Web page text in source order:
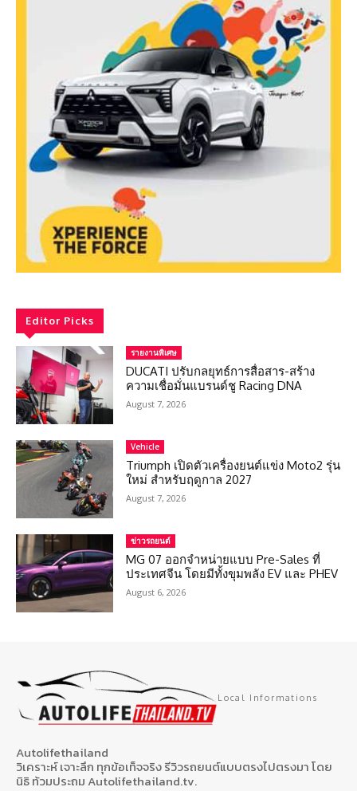
Editor Picks
รายงานพิเศษ
DUCATI ปรับกลยุทธ์การสื่อสาร-สร้าง
ความเชื่อมั่นแบรนด์ชู Racing DNA
August 7, 2026
Vehicle
Triumph เปิดตัวเครื่องยนต์แข่ง Moto2 รุ่น
ใหม่ สำหรับฤดูกาล 2027
August 7, 2026
ข่าวรถยนต์
MG 07 ออกจำหน่ายแบบ Pre-Sales ที่
ประเทศจีน โดยมีทั้งขุมพลัง EV และ PHEV
August 6, 2026
Local Informations
Autolifethailand
วิเคราะห์ เจาะลึก ทุกข้อเท็จจริง รีวิวรถยนต์แบบตรงไปตรงมา โดย
นิธิ ท้วมประถม Autolifethailand.tv.